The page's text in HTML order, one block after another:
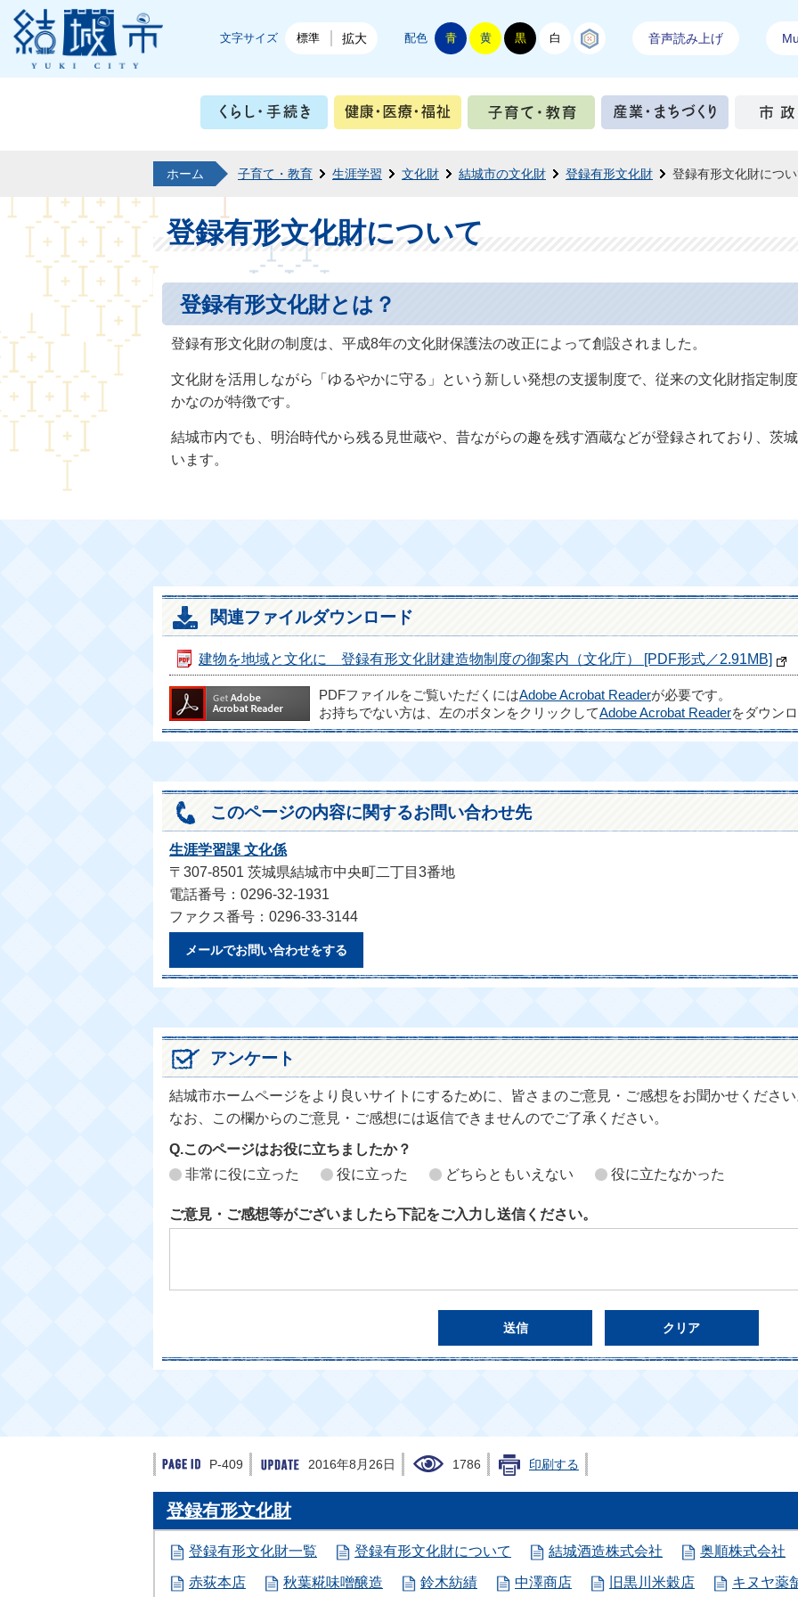
結城市公式ホームページ
文字サイズ 標準 拡大 配色 青 黄 黒 白 音声読み上げ
くらし・手続き 健康・医療・福祉 子育て・教育 産業・
ホーム 子育て・教育 生涯学習 文化財 結城市の文化財 登録有形文化財 登録有形文化財につ
登録有形文化財について
登録有形文化財とは？
登録有形文化財の制度は、平成8年の文化財保護法の改正によって創設されました。
文化財を活用しながら「ゆるやかに守る」という新しい発想の支援制度で、従来の文化財指定制
かなのが特徴です。
結城市内でも、明治時代から残る見世蔵や、昔ながらの趣を残す酒蔵などが登録されており、茨
います。
関連ファイルダウンロード
建物を地域と文化に 登録有形文化財建造物制度の御案内（文化庁） [PDF形式／2.91MB]
PDFファイルをご覧いただくにはAdobe Acrobat Readerが必要です。
お持ちでない方は、左のボタンをクリックしてAdobe Acrobat Readerをダウン
このページの内容に関するお問い合わせ先
生涯学習課 文化係
〒307-8501 茨城県結城市中央町二丁目3番地
電話番号：0296-32-1931
ファクス番号：0296-33-3144
メールでお問い合わせをする
アンケート
結城市ホームページをより良いサイトにするために、皆さまのご意見・ご感想をお聞かせくださ
なお、この欄からのご意見・ご感想には返信できませんのでご了承ください。
Q.このページはお役に立ちましたか？
非常に役に立った
役に立った どちらともいえない 役に立たなかった
ご意見・ご感想等がございましたら下記をご入力し送信ください。
P-409 2016年8月26日 1786 印刷する
登録有形文化財
登録有形文化財一覧 登録有形文化財について 結城酒造株式会社 奥順株式会社
赤荻本店 秋葉糀味噌醸造 鈴木紡績 中澤商店 旧黒川米穀店 キヌヤ薬